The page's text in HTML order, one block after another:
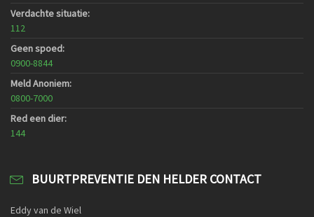
Verdachte situatie:
112
Geen spoed:
0900-8844
Meld Anoniem:
0800-7000
Red een dier:
144
BUURTPREVENTIE DEN HELDER CONTACT
Eddy van de Wiel